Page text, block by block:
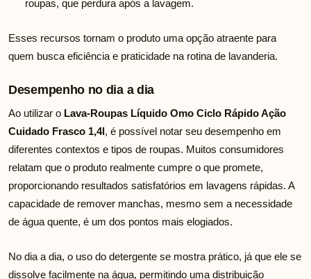
roupas, que perdura após a lavagem.
Esses recursos tornam o produto uma opção atraente para
quem busca eficiência e praticidade na rotina de lavanderia.
Desempenho no dia a dia
Ao utilizar o Lava-Roupas Líquido Omo Ciclo Rápido Ação
Cuidado Frasco 1,4l, é possível notar seu desempenho em
diferentes contextos e tipos de roupas. Muitos consumidores
relatam que o produto realmente cumpre o que promete,
proporcionando resultados satisfatórios em lavagens rápidas. A
capacidade de remover manchas, mesmo sem a necessidade
de água quente, é um dos pontos mais elogiados.
No dia a dia, o uso do detergente se mostra prático, já que ele se
dissolve facilmente na água, permitindo uma distribuição